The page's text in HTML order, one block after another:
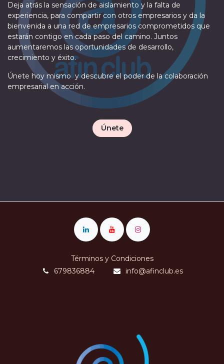
Deja atrás la sensación de aislamiento y la falta de
experiencia, para compartir con otros empresarios y da la
bienvenida a una red de empresarios comprometidos que
estarán contigo en cada paso del camino. Juntos
aumentaremos las oportunidades de desarrollo,
crecimiento y éxito.
Únete hoy mismo y descubre el poder de la colaboración
empresarial en acción.
Únete
Términos y Condiciones
679836884
info@afinclub.es